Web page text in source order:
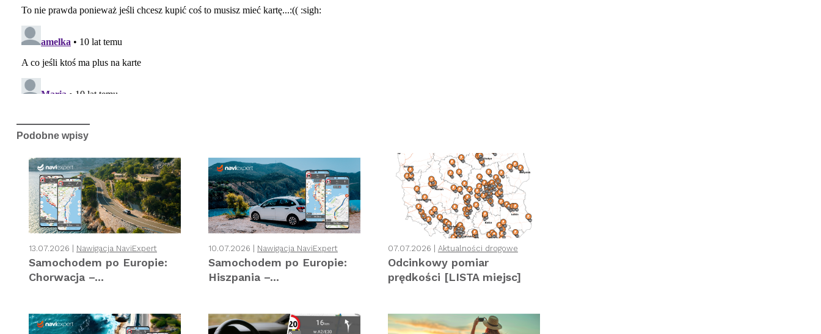
Podobne wpisy
13.07.2026 | Nawigacja NaviExpert
Samochodem po Europie:
Chorwacja –...
10.07.2026 | Nawigacja NaviExpert
Samochodem po Europie:
Hiszpania –...
07.07.2026 | Aktualności drogowe
Odcinkowy pomiar
prędkości [LISTA miejsc]